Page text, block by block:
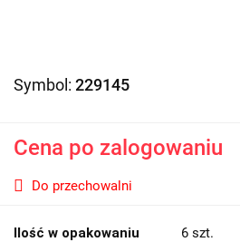
Symbol: 229145
Cena po zalogowaniu
Do przechowalni
Ilość w opakowaniu 6 szt.